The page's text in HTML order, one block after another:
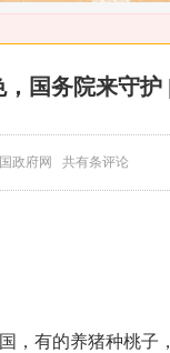
国务院来守护
政府网 共有条评论
，有的养猪种桃